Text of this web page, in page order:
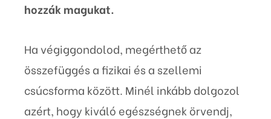
hozzák magukat.
Ha végiggondolod, megérthető az
összefüggés a fizikai és a szellemi
csúcsforma között. Minél inkább dolgozol
azért, hogy kiváló egészségnek örvendj,